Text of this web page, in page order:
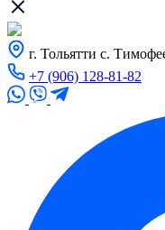
г. Тольятти с.
+7 (906) 128-81-82